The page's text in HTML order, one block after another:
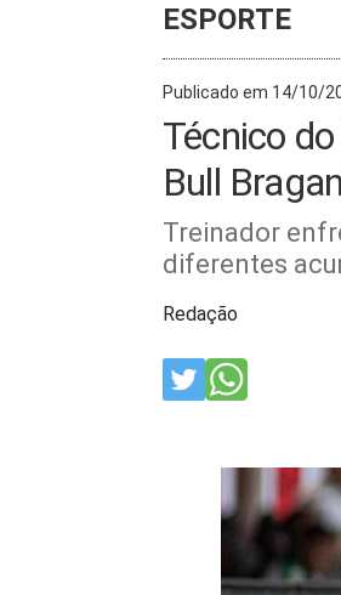
ESPORTE
Publicado em 14/10/
Técnico
Bull
Treinador
diferentes
Redação